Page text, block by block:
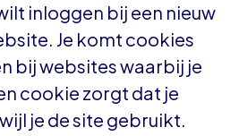
inloggen bij een nieuw
Je komt cookies
bij websites waarbij je
cookie zorgt dat je
je de site gebruikt.